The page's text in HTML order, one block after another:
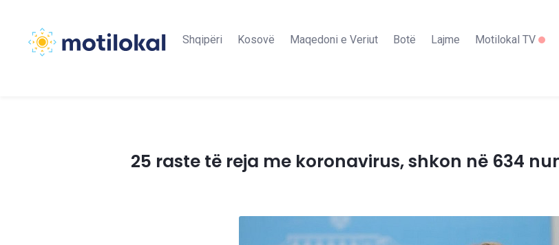
Shqipëri Kosovë Maqedoni e Veriut Botë Lajme Motilokal TV
25 raste të reja me koronavirus, shkon në 634